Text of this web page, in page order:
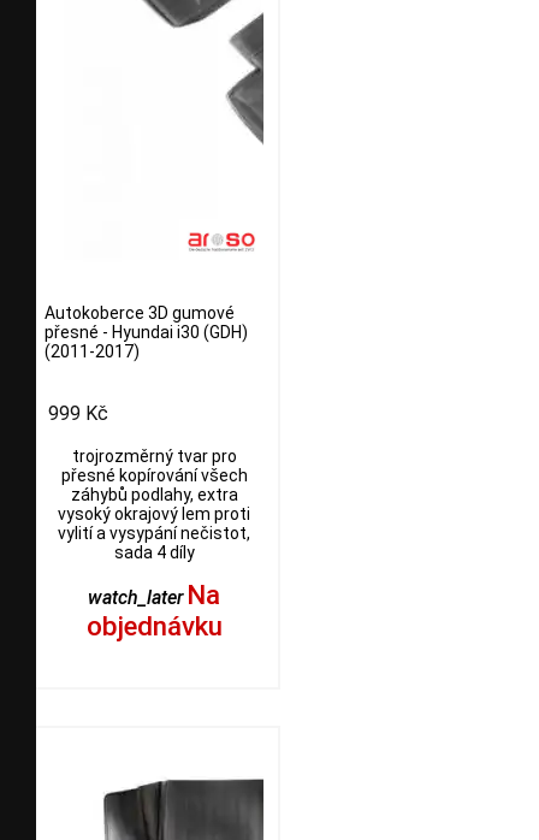
Autokoberce 3D gumové
přesné - Hyundai i30 (GDH)
(2011-2017)
999 Kč
trojrozměrný tvar pro
přesné kopírování všech
záhybů podlahy, extra
vysoký okrajový lem proti
vylití a vysypání nečistot,
sada 4 díly
watch_later Na
objednávku